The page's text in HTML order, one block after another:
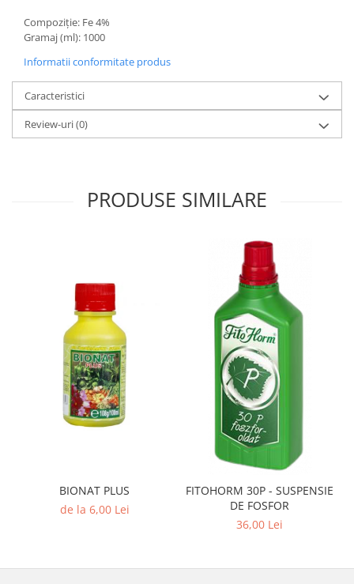
Compoziţie: Fe 4%
Gramaj (ml): 1000
Informatii conformitate produs
Caracteristici
Review-uri(0)
PRODUSE SIMILARE
BIONAT PLUS
de la 6,00 Lei
FITOHORM 30P - SUSPENSIE
DE FOSFOR
36,00 Lei